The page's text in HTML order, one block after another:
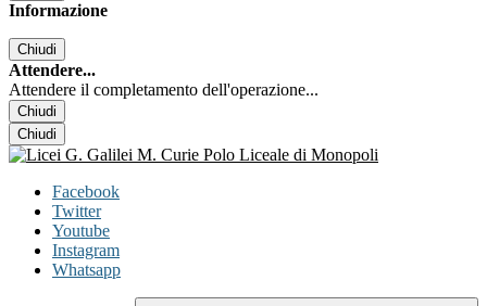
Informazione
Chiudi
Attendere...
Attendere il completamento dell'operazione...
Chiudi
Chiudi
Facebook
Twitter
Youtube
Instagram
Whatsapp